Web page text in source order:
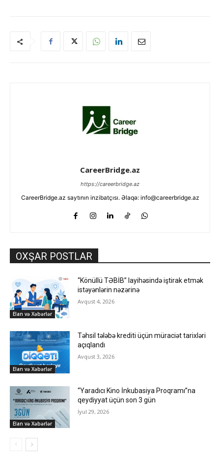
CareerBridge.az
https://careerbridge.az
CareerBridge.az saytının inzibatçısı. Əlaqə: info@careerbridge.az
OXŞAR POSTLAR
Elan və Xəbərlər
“Könüllü TƏBİB” layihəsində iştirak etmək
istəyənlərin nəzərinə
Avqust 4, 2026
Elan və Xəbərlər
Təhsil tələbə krediti üçün müraciət tarixləri
açıqlandı
Avqust 3, 2026
Elan və Xəbərlər
“Yaradıcı Kino İnkubasiya Proqramı”na
qeydiyyat üçün son 3 gün
İyul 29, 2026